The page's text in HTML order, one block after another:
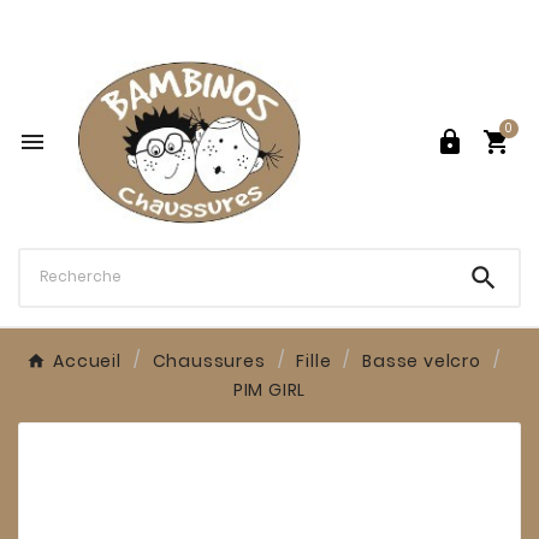
  
0

Accueil Chaussures Fille
Basse velcro
PIM GIRL